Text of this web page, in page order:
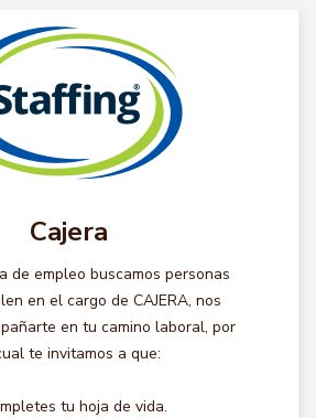
Cajera
de empleo buscamos personas
en el cargo de CAJERA, nos
en tu camino laboral, por
te invitamos a que:
tu hoja de vida.